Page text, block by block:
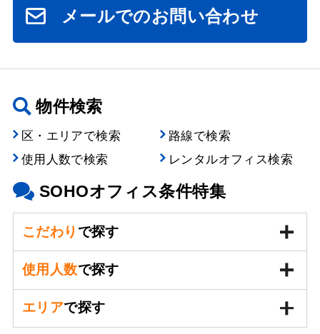
メールでのお問い合わせ
物件検索
区・エリアで検索
路線で検索
使用人数で検索
レンタルオフィス検索
SOHOオフィス条件特集
こだわり で探す
使用人数で探す
エリアで探す